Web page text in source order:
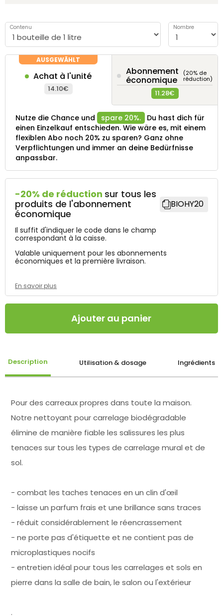
Contenu Nombre
Achat à l'unité
14.10€
Abonnement
économique
(20% de
réduction)
11.28€
Nutze die Chance und spare 20%.
Du hast dich für
einen Einzelkauf entschieden. Wie wäre es, mit einem
flexiblen Abo noch 20% zu sparen? Ganz ohne
Verpflichtungen und immer an deine Bedürfnisse
anpassbar.
-20% de réduction sur tous les
produits de l'abonnement
économique
BIOHY20
Il suffit d'indiquer le code dans le champ
correspondant à la caisse.
Valable uniquement pour les abonnements
économiques et la première livraison.
En savoir plus
Ajouter au panier
Description Utilisation & dosage Ingrédients
Pour des carreaux propres dans toute la maison.
Notre nettoyant pour carrelage biodégradable
élimine de manière fiable les salissures les plus
tenaces sur tous les types de carrelage mural et de
sol.
- combat les taches tenaces en un clin d'œil
- laisse un parfum frais et une brillance sans traces
- réduit considérablement le réencrassement
- ne porte pas d'étiquette et ne contient pas de
microplastiques nocifs
- entretien idéal pour tous les carrelages et sols en
pierre dans la salle de bain, le salon ou l'extérieur
.